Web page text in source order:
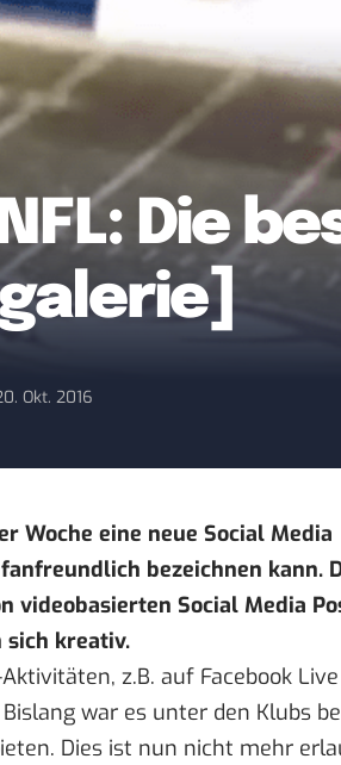
Die
Okt. 2016
Woche eine neue Social Media
bezeichnen kann.
videobasierten Social Media
sich kreativ.
z.B. auf Facebook
war es unter den Klubs
Dies ist nun nicht mehr